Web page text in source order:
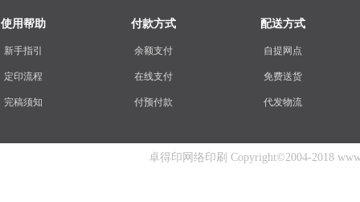
使用帮助
新手指引
定印流程
完稿须知
付款方式
余额支付
在线支付
付预付款
配送方式
自提网点
免费送货
代发物流
卓得印网络印刷 Copyright©2004-2018